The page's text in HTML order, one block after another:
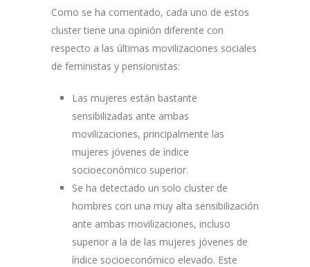
Como se ha comentado, cada uno de estos
cluster tiene una opinión diferente con
respecto a las últimas movilizaciones sociales
de feministas y pensionistas:
Las mujeres están bastante
sensibilizadas ante ambas
movilizaciones, principalmente las
mujeres jóvenes de índice
socioeconómico superior.
Se ha detectado un solo cluster de
hombres con una muy alta sensibilización
ante ambas movilizaciones, incluso
superior a la de las mujeres jóvenes de
índice socioeconómico elevado. Este